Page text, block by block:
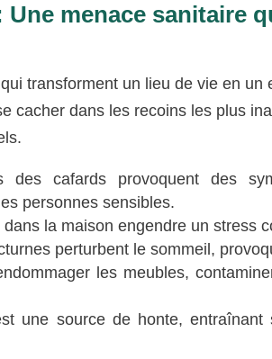
menace sanitaire
transforment un lieu de vie en un
cacher dans les recoins les plus
des cafards provoquent des
personnes sensibles.
la maison engendre un stress
perturbent le sommeil,
les meubles,
une source de honte, entraînant